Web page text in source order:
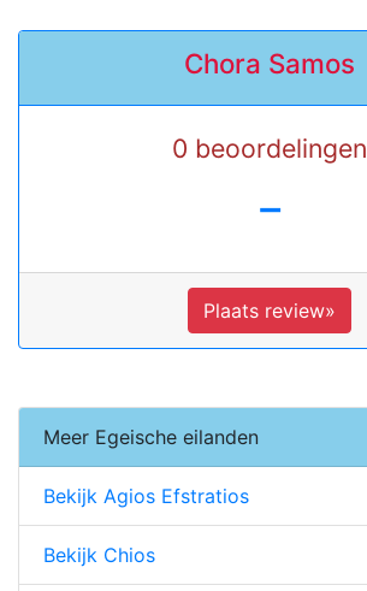
Chora Samos
0 beoordelingen
-
Plaats review»
Meer Egeische eilanden
Bekijk Agios Efstratios
Bekijk Chios